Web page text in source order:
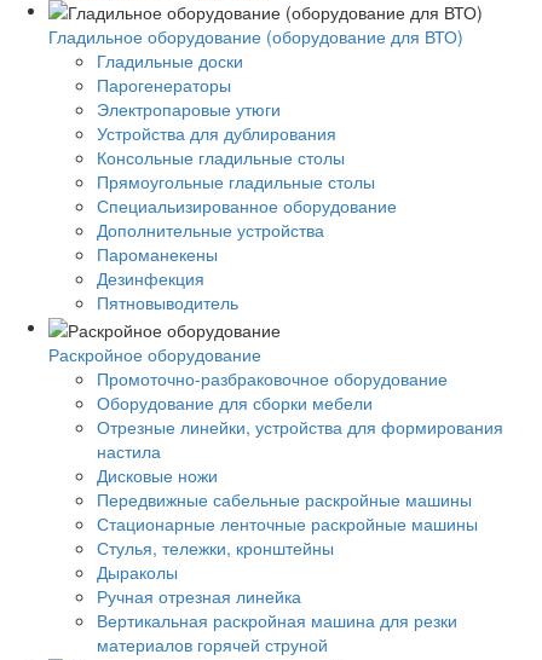
Гладильное оборудование (оборудование для ВТО)
Гладильные доски
Парогенераторы
Электропаровые утюги
Устройства для дублирования
Консольные гладильные столы
Прямоугольные гладильные столы
Специальизированное оборудование
Дополнительные устройства
Пароманекены
Дезинфекция
Пятновыводитель
Раскройное оборудование
Промоточно-разбраковочное оборудование
Оборудование для сборки мебели
Отрезные линейки, устройства для формирования
настила
Дисковые ножи
Передвижные сабельные раскройные машины
Стационарные ленточные раскройные машины
Стулья, тележки, кронштейны
Дыраколы
Ручная отрезная линейка
Вертикальная раскройная машина для резки
материалов горячей струной